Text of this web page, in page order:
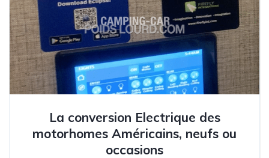
La conversion Electrique des
motorhomes Américains, neufs ou
occasions